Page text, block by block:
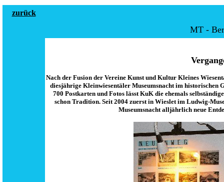
zurück
MT -
Nach der Fusion der Vereine Kunst und Kultur Kleines
diesjährige Kleinwiesentäler Museumsnacht im historischen
700 Postkarten und Fotos lässt KuK die ehemals
schon Tradition. Seit 2004 zuerst in Wieslet im Ludwig-
Museumsnacht alljährlich neue